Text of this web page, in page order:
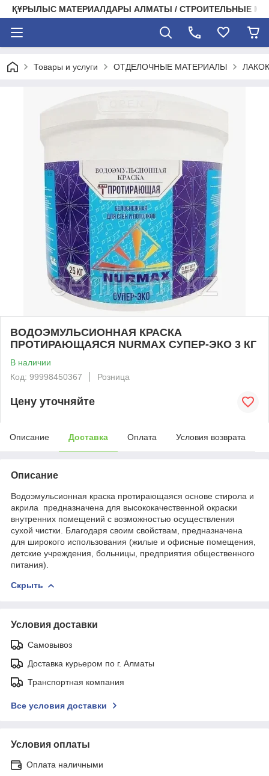
ҚҰРЫЛЫС МАТЕРИАЛДАРЫ АЛМАТЫ / СТРОИТЕЛЬНЫЕ
Товары и услуги ОТДЕЛОЧНЫЕ МАТЕРИАЛЫ
ВОДОЭМУЛЬСИОННАЯ КРАСКА
ПРОТИРАЮЩАЯСЯ NURMAX СУПЕР-ЭКО 3 КГ
В наличии
Код: 99998450367
Розница
Цену уточняйте
Описание Доставка Оплата Условия возврата
Описание
Водоэмульсионная краска протирающаяся основе стирола и
акрила предназначена для высококачественной окраски
внутренних помещений с возможностью осуществления
сухой чистки. Благодаря своим свойствам, предназначена
для широкого использования (жилые и офисные помещения,
детские учреждения, больницы, предприятия общественного
питания).
Скрыть
Условия доставки
Самовывоз
Доставка курьером по г. Алматы
Транспортная компания
Все условия доставки
Условия оплаты
Оплата наличными